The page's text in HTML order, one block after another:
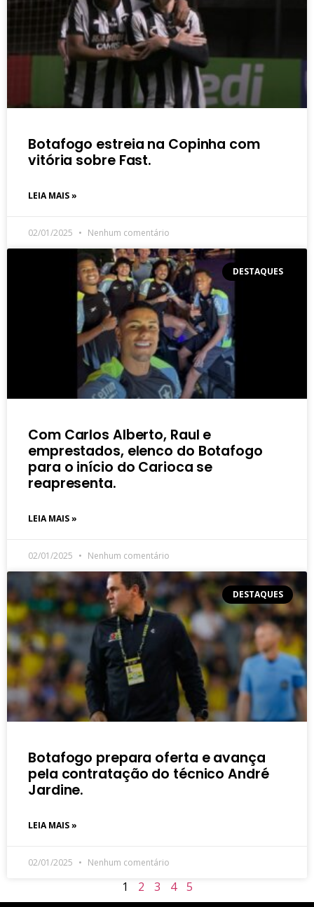
Botafogo estreia na Copinha com
vitória sobre Fast.
LEIA MAIS »
02/01/2025 Nenhum comentário
DESTAQUES
Com Carlos Alberto, Raul e
emprestados, elenco do Botafogo
para o início do Carioca se
reapresenta.
LEIA MAIS »
02/01/2025 Nenhum comentário
DESTAQUES
Botafogo prepara oferta e avança
pela contratação do técnico André
Jardine.
LEIA MAIS »
02/01/2025 Nenhum comentário
1 2 3 4 5